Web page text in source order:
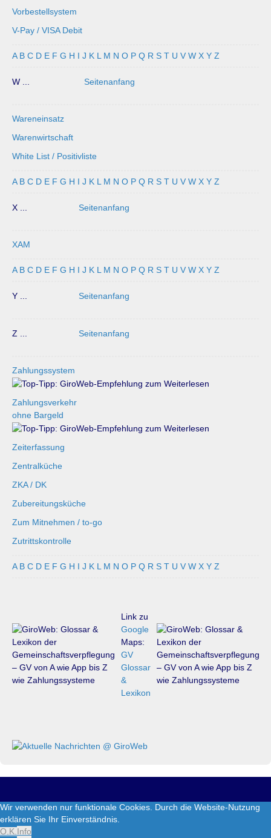
Vorbestellsystem
V-Pay / VISA Debit
A B C D E F G H I J K L M N O P Q R S T U V W X Y Z
W ... Seitenanfang
Wareneinsatz
Warenwirtschaft
White List / Positivliste
A B C D E F G H I J K L M N O P Q R S T U V W X Y Z
X ... Seitenanfang
XAM
A B C D E F G H I J K L M N O P Q R S T U V W X Y Z
Y ... Seitenanfang
Z ... Seitenanfang
Zahlungssystem
Zahlungsverkehr
ohne Bargeld
Zeiterfassung
Zentralküche
ZKA / DK
Zubereitungsküche
Zum Mitnehmen / to-go
Zutrittskontrolle
A B C D E F G H I J K L M N O P Q R S T U V W X Y Z
Link zu
Google
Maps:
GV
Glossar
&
Lexikon
GiroWeb-Sitemap
GiroWeb
Wir verwenden nur funktionale Cookies. Durch die Website-Nutzung
erklären Sie Ihr Einverständnis.
O.K. Info